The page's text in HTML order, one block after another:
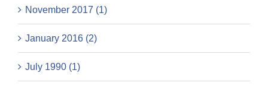
November 2017 (1)
January 2016 (2)
July 1990 (1)